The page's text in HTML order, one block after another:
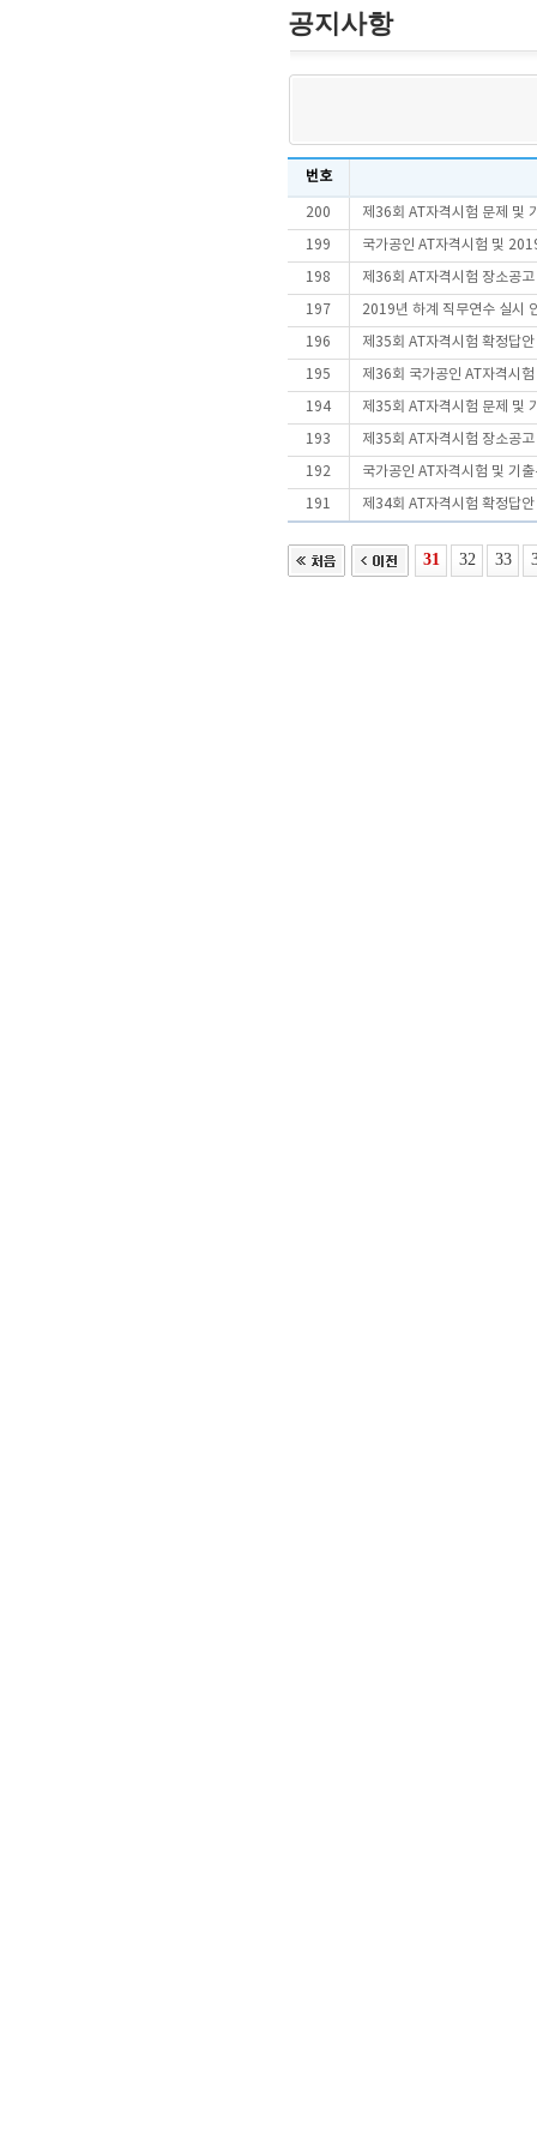
공지사항
번호
200 제36회 AT자격시험 문제 및
199 국가공인 AT자격시험 및
198 제36회 AT자격시험 장소공
197 2019년 하계 직무연수 실시
196 제35회 AT자격시험 확정답
195 제36회 국가공인 AT자격시
194 제35회 AT자격시험 문제 및
193 제35회 AT자격시험 장소공
192 국가공인 AT자격시험 및 기
191 제34회 AT자격시험 확정답
31 32 33